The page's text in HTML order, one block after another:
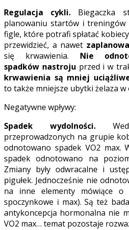
Regulacja cykli. Biegaczka
planowaniu startów i
figle, które potrafi spłatać
przewidzieć, a nawet
się krwawienia. Nie
spadków nastroju przed i w
krwawienia są mniej
to także mniejsze ubytki żelaza w
Negatywne wpływy:
Spadek wydolności.
przeprowadzonych na grupie
odnotowano spadek VO2 max.
spadek odnotowano na
Zmiany były odwracalne i
pigułek. Jednocześnie nie
na inne elementy mówiące
spoczynkowe i max). Są też
antykoncepcja hormonalna nie
VO2 max… temat pozostaje